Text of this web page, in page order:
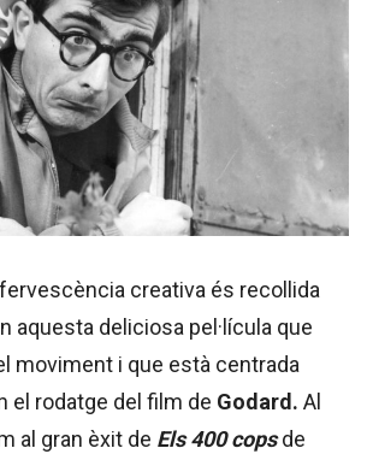
creativa és recollida
aquesta deliciosa pel·lícula que
moviment i que està centrada
el rodatge del film de Godard. Al
al gran èxit de Els 400 copsde